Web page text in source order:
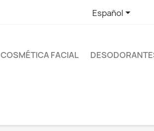
Español
COSMÉTICA FACIAL